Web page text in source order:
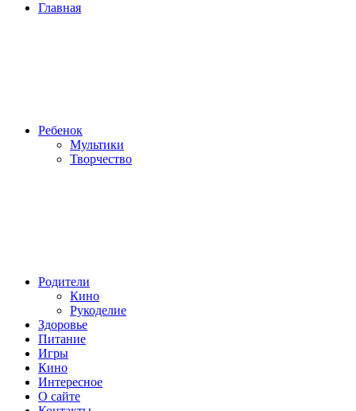
Главная
Ребенок
Мультики
Творчество
Родители
Кино
Рукоделие
Здоровье
Питание
Игры
Кино
Интересное
О сайте